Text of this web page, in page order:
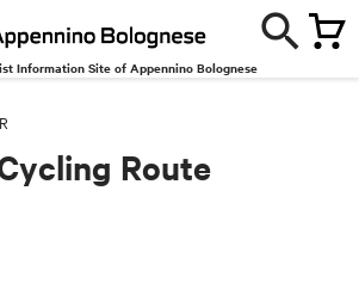
Information Site of Appennino Bolognese
Route